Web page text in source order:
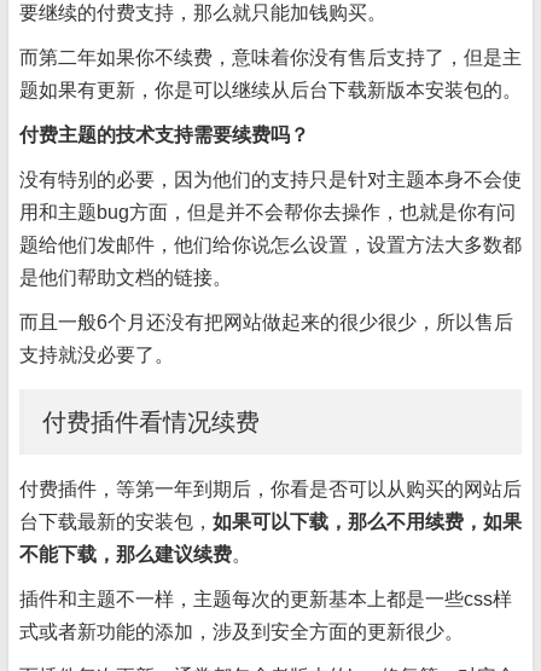
要继续的付费支持，那么就只能加钱购买。
而第二年如果你不续费，意味着你没有售后支持了，但是主
题如果有更新，你是可以继续从后台下载新版本安装包的。
付费主题的技术支持需要续费吗？
没有特别的必要，因为他们的支持只是针对主题本身不会使
用和主题bug方面，但是并不会帮你去操作，也就是你有问
题给他们发邮件，他们给你说怎么设置，设置方法大多数都
是他们帮助文档的链接。
而且一般6个月还没有把网站做起来的很少很少，所以售后
支持就没必要了。
付费插件看情况续费
付费插件，等第一年到期后，你看是否可以从购买的网站后
台下载最新的安装包， 如果可以下载，那么不用续费，如果
不能下载，那么建议续费。
插件和主题不一样，主题每次的更新基本上都是一些css样
式或者新功能的添加，涉及到安全方面的更新很少。